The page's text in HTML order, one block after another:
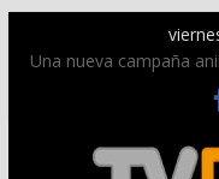
Una nueva campaña
Paco Adsuar dona al
de la memoria visual de
La Entraeta Festera